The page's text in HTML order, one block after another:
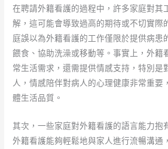
在聘請外籍看護的過程中，許多家庭對其
解，這可能會導致過高的期待或不切實際
庭誤以為外籍看護的工作僅限於提供病患
餵食、協助洗澡或移動等。事實上，外籍
常生活需求，還需提供情感支持，特別是
人，情感陪伴對病人的心理健康非常重要
體生活品質。
其次，一些家庭對外籍看護的語言能力抱
外籍看護能夠輕鬆地與家人進行流暢溝通